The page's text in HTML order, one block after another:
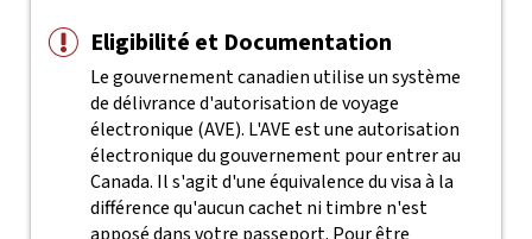
Eligibilité et Documentation
Le gouvernement canadien utilise un système
de délivrance d'autorisation de voyage
électronique (AVE). L'AVE est une autorisation
électronique du gouvernement pour entrer au
Canada. Il s'agit d'une équivalence du visa à la
différence qu'aucun cachet ni timbre n'est